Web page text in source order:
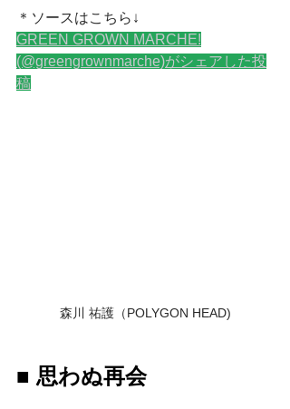
＊ソースはこちら↓
GREEN GROWN MARCHE!
(@greengrownmarche)がシェアした投
稿
森川 祐護（POLYGON HEAD)
■ 思わぬ再会